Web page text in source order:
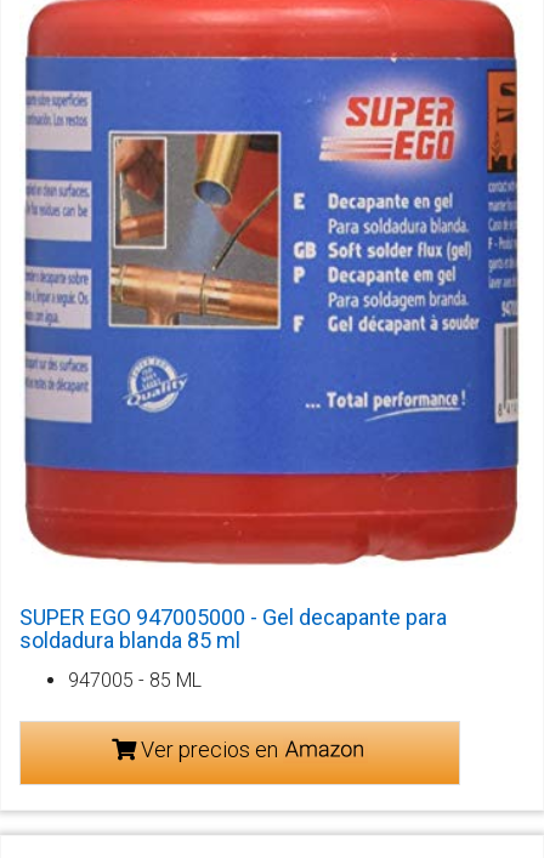
SUPER EGO 947005000 - Gel decapante para
soldadura blanda 85 ml
947005 - 85 ML
Ver precios en